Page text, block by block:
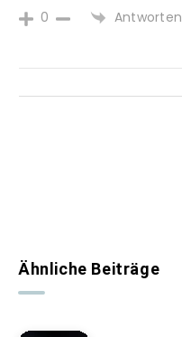
0 Antworten
Ähnliche Beiträge